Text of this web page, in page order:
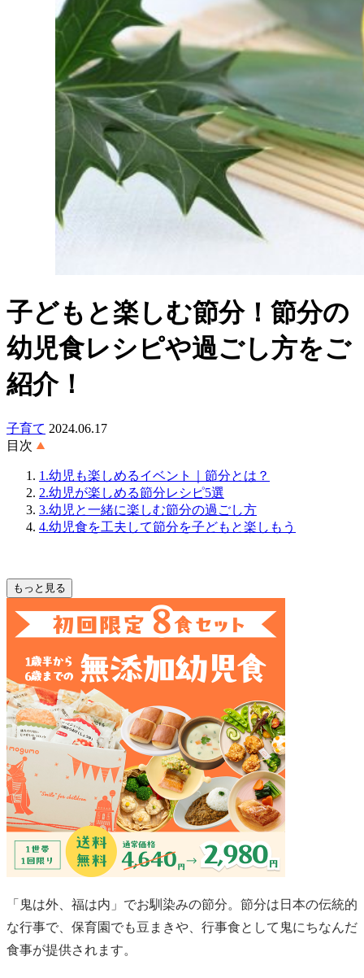
子どもと楽しむ節分！節分の
幼児食レシピや過ごし方をご
紹介！
子育て 2024.06.17
目次
1.幼児も楽しめるイベント｜節分とは？
2.幼児が楽しめる節分レシピ5選
3.幼児と一緒に楽しむ節分の過ごし方
4.幼児食を工夫して節分を子どもと楽しもう
もっと見る
「鬼は外、福は内」でお馴染みの節分。節分は日本の伝統的
な行事で、保育園でも豆まきや、行事食として鬼にちなんだ
食事が提供されます。